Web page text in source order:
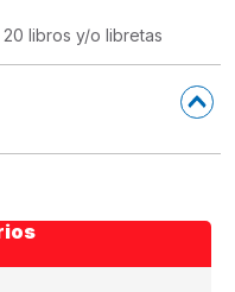
libros y/o libretas